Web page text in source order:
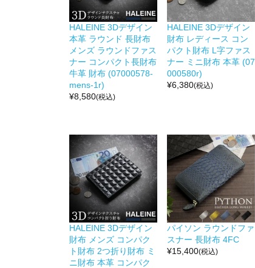
HALEINE 3Dデザイン
本革 ラウンド 長財布
メンズ ラウンドファス
ナー コンパクト長財布
牛革 財布 (07000578-
mens-1r)
¥8,580(税込)
HALEINE 3Dデザイン
財布 レディース コン
パクト財布 L字ファス
ナー ミニ財布 本革 (07
000580r)
¥6,380(税込)
HALEINE 3Dデザイン
財布 メンズ コンパク
ト財布 2つ折り財布 ミ
ニ財布 本革 コンパク
パイソン ラウンドファ
スナー 長財布 4FC
¥15,400(税込)